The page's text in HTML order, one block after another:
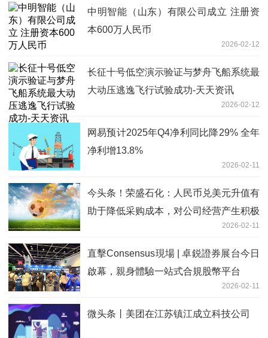
中明智能（山东）有限公司成立 注册资
本600万人民币
2026-02-12
长征十号低空演示验证与梦舟飞船系统最
大动压逃逸飞行试验成功-天天资讯
2026-02-12
网易预计2025年Q4净利同比降29% 全年
净利增13.8%
2026-02-11
今头条！荣盛石化：人民币兑美元升值有
助于降低采购成本，对公司经营产生积极
2026-02-11
直擊Consensus現場 | 卓鋭證券展台今日
啟幕，親身體驗一站式合規股幣平台
2026-02-11
微头条丨美团在江苏镇江成立科技公司